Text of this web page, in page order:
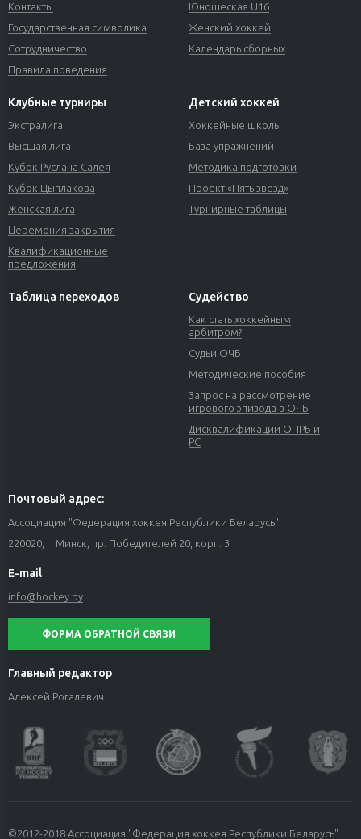
Контакты
Государственная символика
Сотрудничество
Правила поведения
Юношеская U16
Женский хоккей
Календарь сборных
Клубные турниры
Экстралига
Высшая лига
Кубок Руслана Салея
Кубок Цыплакова
Женская лига
Церемония закрытия
Квалификационные
предложения
Детский хоккей
Хоккейные школы
База упражнений
Методика подготовки
Проект «Пять звезд»
Турнирные таблицы
Таблица переходов Судейство
Как стать хоккейным
арбитром?
Судьи ОЧБ
Методические пособия
Запрос на рассмотрение
игрового эпизода в ОЧБ
Дисквалификации ОПРБ и
РС
Почтовый адрес:
Ассоциация "Федерация хоккея Республики Беларусь"
220020, г. Минск, пр. Победителей 20, корп. 3
E-mail
info@hockey.by
ФОРМА ОБРАТНОЙ СВЯЗИ
Главный редактор
Алексей Рогалевич
©2012-2018 Ассоциация "Федерация хоккея Республики Беларусь".